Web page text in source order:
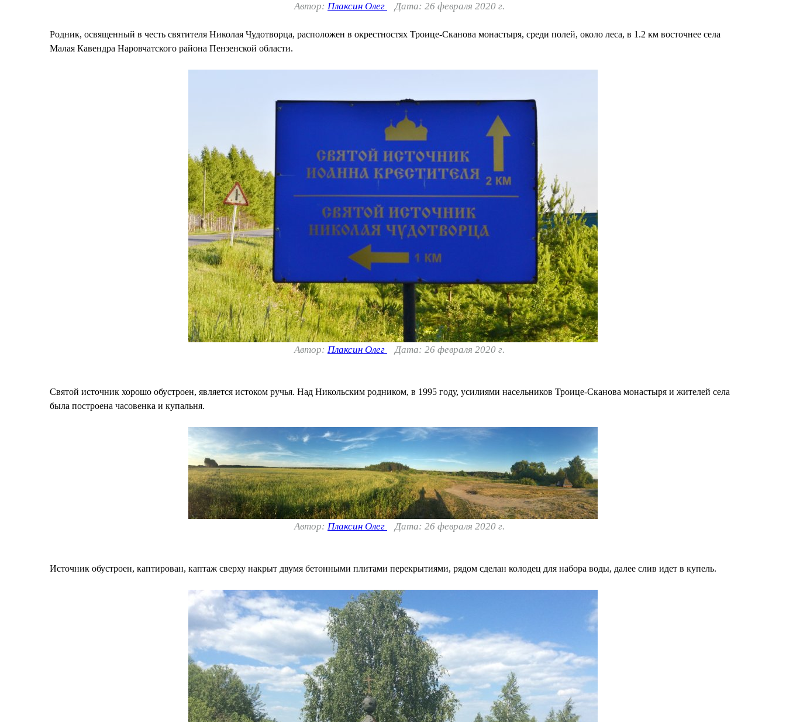
Автор: Плаксин Олег Дата: 26 февраля 2020 г.
Родник, освященный в честь святителя Николая Чудотворца, расположен в окрестностях Троице-Сканова монастыря, среди полей, около леса, в 1.2 км восточнее села
Малая Кавендра Наровчатского района Пензенской области.
Автор: Плаксин Олег Дата: 26 февраля 2020 г.
Святой источник хорошо обустроен, является истоком ручья. Над Никольским родником, в 1995 году, усилиями насельников Троице-Сканова монастыря и жителей села
была построена часовенка и купальня.
Автор: Плаксин Олег Дата: 26 февраля 2020 г.
Источник обустроен, каптирован, каптаж сверху накрыт двумя бетонными плитами перекрытиями, рядом сделан колодец для набора воды, далее слив идет в купель.